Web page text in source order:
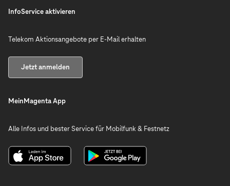
InfoService aktivieren
Telekom Aktionsangebote per E-Mail erhalten
Jetzt anmelden
MeinMagenta App
Alle Infos und bester Service für Mobilfunk & Festnetz